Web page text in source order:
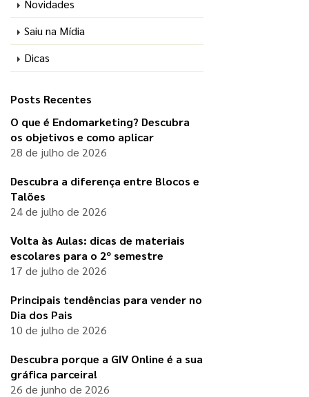
Novidades
Saiu na Mídia
Dicas
Posts Recentes
O que é Endomarketing? Descubra
os objetivos e como aplicar
28 de julho de 2026
Descubra a diferença entre Blocos e
Talões
24 de julho de 2026
Volta às Aulas: dicas de materiais
escolares para o 2º semestre
17 de julho de 2026
Principais tendências para vender no
Dia dos Pais
10 de julho de 2026
Descubra porque a GIV Online é a sua
gráfica parceira!
26 de junho de 2026